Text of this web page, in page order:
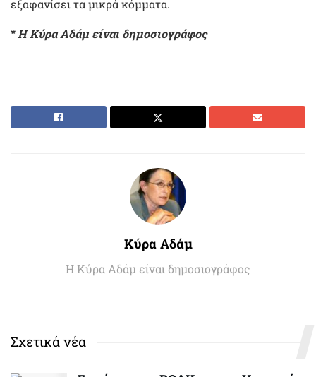
εξαφανίσει τα μικρά κόμματα.
* Η Κύρα Αδάμ είναι δημοσιογράφος
Κύρα Αδάμ
Η Κύρα Αδάμ είναι δημοσιογράφος
Σχετικά νέα